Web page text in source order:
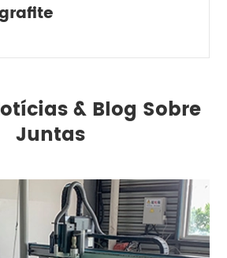
& Blog Sobre
Juntas